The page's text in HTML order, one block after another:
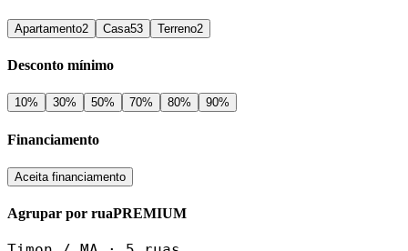
Apartamento2 Casa53 Terreno2
Desconto mínimo
10% 30% 50% 70% 80% 90%
Financiamento
Aceita financiamento
Agrupar por ruaPREMIUM